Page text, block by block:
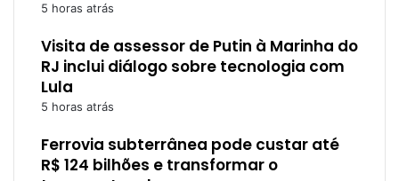
5 horas atrás
Visita de assessor de Putin à Marinha do
RJ inclui diálogo sobre tecnologia com
Lula
5 horas atrás
Ferrovia subterrânea pode custar até
R$ 124 bilhões e transformar o